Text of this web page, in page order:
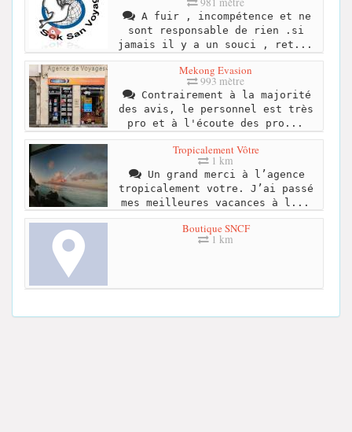
A fuir , incompétence et ne
sont responsable de rien .si
jamais il y a un souci , ret...
Mekong Evasion
993 mètre
Contrairement à la majorité
des avis, le personnel est très
pro et à l'écoute des pro...
Tropicalement Vôtre
1 km
Un grand merci à l’agence
tropicalement votre. J’ai passé
mes meilleures vacances à l...
Boutique SNCF
1 km